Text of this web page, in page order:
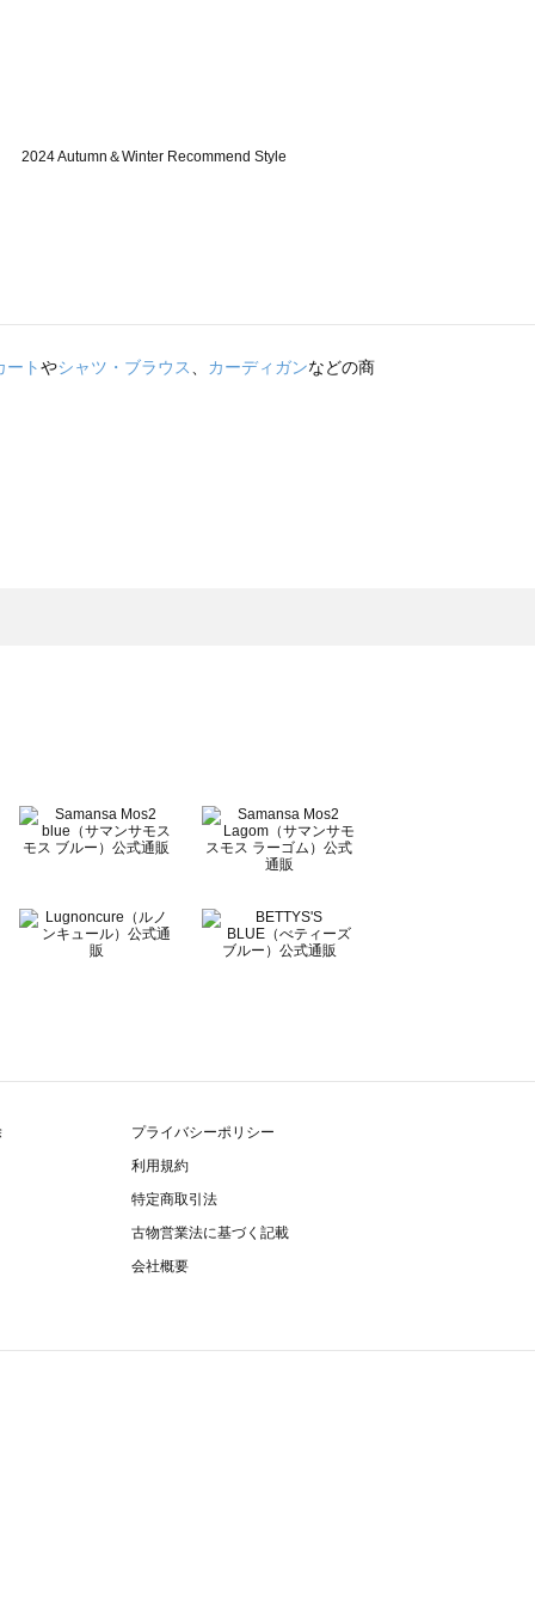
ートやシャツ・ブラウス カーディガンなどの商
プライバシーポリシー
利用規約
特定商取引法
古物営業法に基づく記載
会社概要